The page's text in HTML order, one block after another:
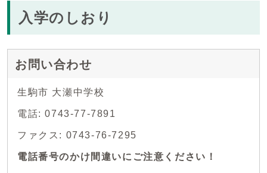
入学のしおり
お問い合わせ
生駒市 大瀬中学校
電話: 0743-77-7891
ファクス: 0743-76-7295
電話番号のかけ間違いにご注意ください！